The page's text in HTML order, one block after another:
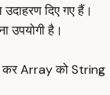
दिए गए हैं।
उपयोगी है।
Array को String